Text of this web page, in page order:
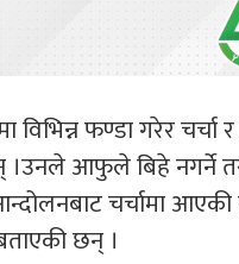
विभिन्न फण्डा गरेर
आफुले बिहे नगर्ने तर
चर्चामा
छन् ।